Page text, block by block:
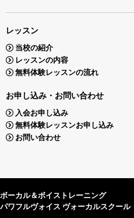
レッスン
当校の紹介
レッスンの内容
無料体験レッスンの流れ
お申し込み・お問い合わせ
入会お申し込み
無料体験レッスンお申し込み
お問い合わせ
ボーカル＆ボイストレーニング
パワフルヴォイス ヴォーカルスクール